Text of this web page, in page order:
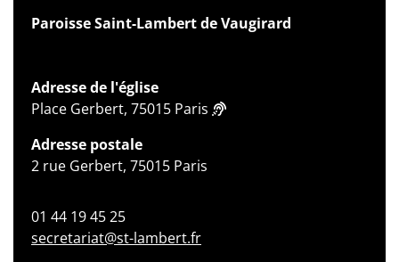
Paroisse Saint-Lambert de Vaugirard
Adresse de l'église
Place Gerbert, 75015 Paris
Adresse postale
2 rue Gerbert, 75015 Paris
01 44 19 45 25
secretariat@st-lambert.fr